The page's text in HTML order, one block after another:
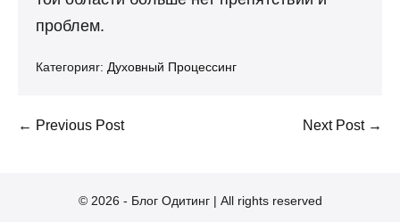
проблем.
Категорияr: Духовный Процессинг
Post
← Previous Post Next Post →
© 2026 - Блог Одитинг | All rights reserved